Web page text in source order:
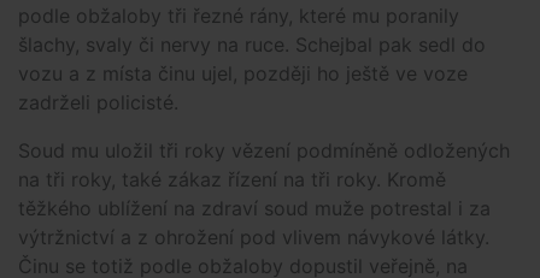
podle obžaloby tři řezné rány, které mu poranily
šlachy, svaly či nervy na ruce. Schejbal pak sedl do
vozu a z místa činu ujel, později ho ještě ve voze
zadrželi policisté.
Soud mu uložil tři roky vězení podmíněně odložených
na tři roky, také zákaz řízení na tři roky. Kromě
těžkého ublížení na zdraví soud muže potrestal i za
výtržnictví a z ohrožení pod vlivem návykové látky.
Činu se totiž podle obžaloby dopustil veřejně, na